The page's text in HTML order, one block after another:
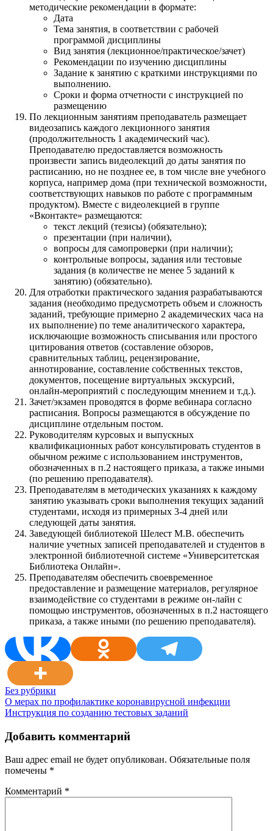
методические рекомендации в формате:
Дата
Тема занятия, в соответствии с рабочей
программой дисциплины
Вид занятия (лекционное/практическое/зачет)
Рекомендации по изучению дисциплины
Задание к занятию с краткими инструкциями по
выполнению.
Сроки и форма отчетности с инструкцией по
размещению
По лекционным занятиям преподаватель размещает
видеозапись каждого лекционного занятия
(продолжительность 1 академический час).
Преподавателю предоставляется возможность
произвести запись видеолекций до даты занятия по
расписанию, но не позднее ее, в том числе вне учебного
корпуса, например дома (при технической возможности,
соответствующих навыков по работе с программным
продуктом). Вместе с видеолекцией в группе
«Вконтакте» размещаются:
текст лекций (тезисы) (обязательно);
презентации (при наличии),
вопросы для самопроверки (при наличии);
контрольные вопросы, задания или тестовые
задания (в количестве не менее 5 заданий к
занятию) (обязательно).
Для отработки практического задания разрабатываются
задания (необходимо предусмотреть объем и сложность
заданий, требующие примерно 2 академических часа на
их выполнение) по теме аналитического характера,
исключающие возможность списывания или простого
цитирования ответов (составление обзоров,
сравнительных таблиц, рецензирование,
аннотирование, составление собственных текстов,
документов, посещение виртуальных экскурсий,
онлайн-мероприятий с последующим мнением и т.д.).
Зачет/экзамен проводятся в форме вебинара согласно
расписания. Вопросы размещаются в обсуждение по
дисциплине отдельным постом.
Руководителям курсовых и выпускных
квалификационных работ консультировать студентов в
обычном режиме с использованием инструментов,
обозначенных в п.2 настоящего приказа, а также иными
(по решению преподавателя).
Преподавателям в методических указаниях к каждому
занятию указывать сроки выполнения текущих заданий
студентами, исходя из примерных 3-4 дней или
следующей даты занятия.
Заведующей библиотекой Шелест М.В. обеспечить
наличие учетных записей преподавателей и студентов в
электронной библиотечной системе «Университетская
Библиотека Онлайн».
Преподавателям обеспечить своевременное
предоставление и размещение материалов, регулярное
взаимодействие со студентами в режиме он-лайн с
помощью инструментов, обозначенных в п.2 настоящего
приказа, а также иными (по решению преподавателя).
Без рубрики
Навигация
по
записям
О мерах по профилактике коронавирусной инфекции
Инструкция по созданию тестовых заданий
Добавить комментарий
Ваш адрес email не будет опубликован. Обязательные поля
помечены *
Комментарий *